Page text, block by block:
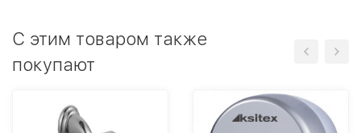
C этим товаром также
покупают